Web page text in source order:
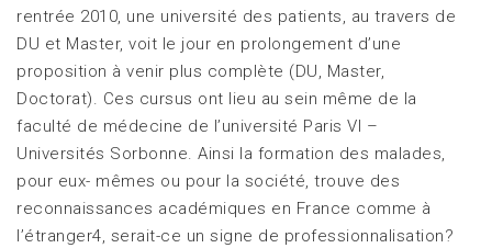
rentrée 2010, une université des patients, au travers de
DU et Master, voit le jour en prolongement d’une
proposition à venir plus complète (DU, Master,
Doctorat). Ces cursus ont lieu au sein même de la
faculté de médecine de l’université Paris VI –
Universités Sorbonne. Ainsi la formation des malades,
pour eux- mêmes ou pour la société, trouve des
reconnaissances académiques en France comme à
l’étranger4, serait-ce un signe de professionnalisation?